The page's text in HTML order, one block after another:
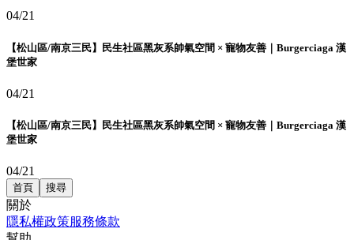
04/21
【松山區/南京三民】民生社區黑灰系帥氣空間 × 寵物友善｜Burgerciaga 漢
堡世家
04/21
【松山區/南京三民】民生社區黑灰系帥氣空間 × 寵物友善｜Burgerciaga 漢
堡世家
04/21
首頁 搜尋
關於
隱私權政策服務條款